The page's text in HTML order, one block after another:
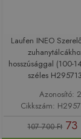
Laufen INEO
hosszúsággal (100-
széles
Azonosító:
Cikkszám:
107 700 Ft